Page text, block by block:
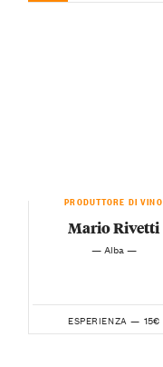
PRODUTTORE DI VINO
Mario Rivetti
— Alba —
ESPERIENZA — 15€